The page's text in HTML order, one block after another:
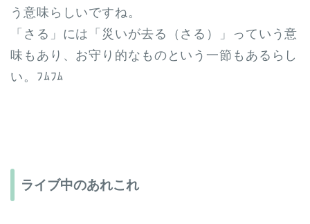
う意味らしいですね。
「さる」には「災いが去る（さる）」っていう意
味もあり、お守り的なものという一節もあるらし
い。ﾌﾑﾌﾑ
ライブ中のあれこれ